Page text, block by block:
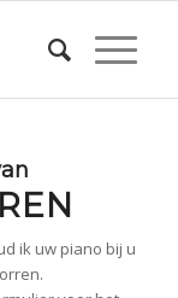
ik uw piano bij u